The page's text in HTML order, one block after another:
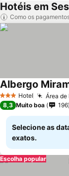
Hotéis em
Como os
3 EstrelasHotel Área de
Albergo
8,3 Muito boa 196
Selecione as
exatos.
Escolha popular